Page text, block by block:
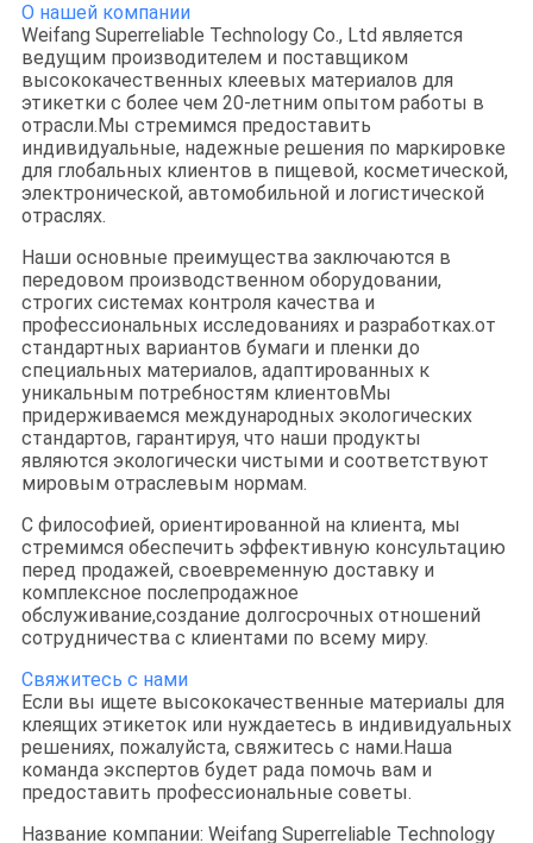
О нашей компании
Weifang Superreliable Technology Co., Ltd является
ведущим производителем и поставщиком
высококачественных клеевых материалов для
этикетки с более чем 20-летним опытом работы в
отрасли.Мы стремимся предоставить
индивидуальные, надежные решения по маркировке
для глобальных клиентов в пищевой, косметической,
электронической, автомобильной и логистической
отраслях.
Наши основные преимущества заключаются в
передовом производственном оборудовании,
строгих системах контроля качества и
профессиональных исследованиях и разработках.от
стандартных вариантов бумаги и пленки до
специальных материалов, адаптированных к
уникальным потребностям клиентовМы
придерживаемся международных экологических
стандартов, гарантируя, что наши продукты
являются экологически чистыми и соответствуют
мировым отраслевым нормам.
С философией, ориентированной на клиента, мы
стремимся обеспечить эффективную консультацию
перед продажей, своевременную доставку и
комплексное послепродажное
обслуживание,создание долгосрочных отношений
сотрудничества с клиентами по всему миру.
Свяжитесь с нами
Если вы ищете высококачественные материалы для
клеящих этикеток или нуждаетесь в индивидуальных
решениях, пожалуйста, свяжитесь с нами.Наша
команда экспертов будет рада помочь вам и
предоставить профессиональные советы.
Название компании: Weifang Superreliable Technology